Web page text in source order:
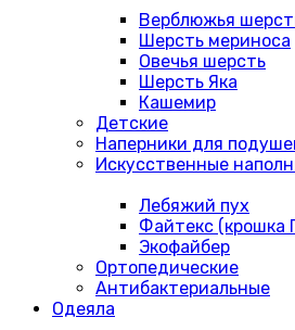
Верблюжья
Шерсть мериноса
Овечья шерсть
Шерсть Яка
Кашемир
Детские
Наперники для
Искусственные
Лебяжий пух
Файтекс (крошка
Экофайбер
Ортопедические
Антибактериальные
Одеяла